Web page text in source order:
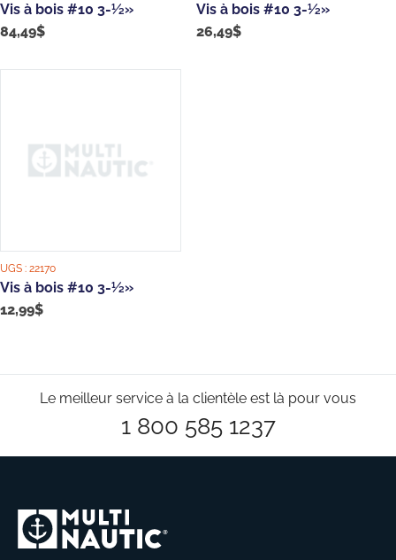
Vis à bois #10 3-½»
84,49$
Vis à bois #10 3-½»
26,49$
UGS : 22170
Vis à bois #10 3-½»
12,99$
Le meilleur service à la clientèle est là pour vous
1 800 585 1237